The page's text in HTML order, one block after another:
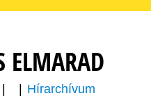
ELMARAD
Hírarchívum